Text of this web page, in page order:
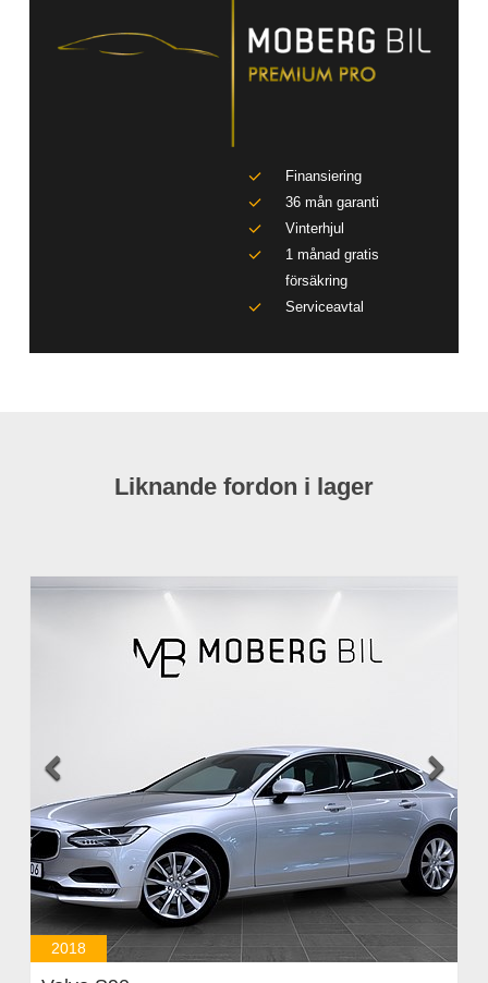
Finansiering
36 mån garanti
Vinterhjul
1 månad gratis
försäkring
Serviceavtal
Liknande fordon i lager
 
2018